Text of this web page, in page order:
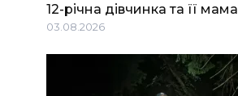
12-річна дівчинка та її мама
03.08.2026